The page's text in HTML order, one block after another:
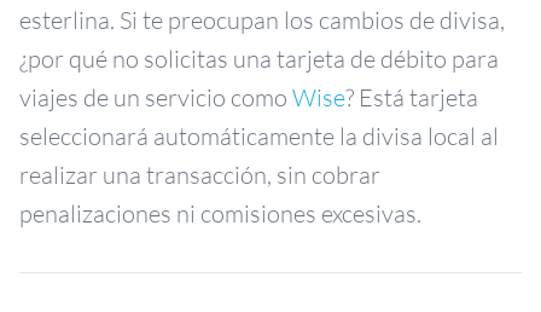
esterlina. Si te preocupan los cambios de divisa,
¿por qué no solicitas una tarjeta de débito para
viajes de un servicio como Wise? Está tarjeta
seleccionará automáticamente la divisa local al
realizar una transacción, sin cobrar
penalizaciones ni comisiones excesivas.